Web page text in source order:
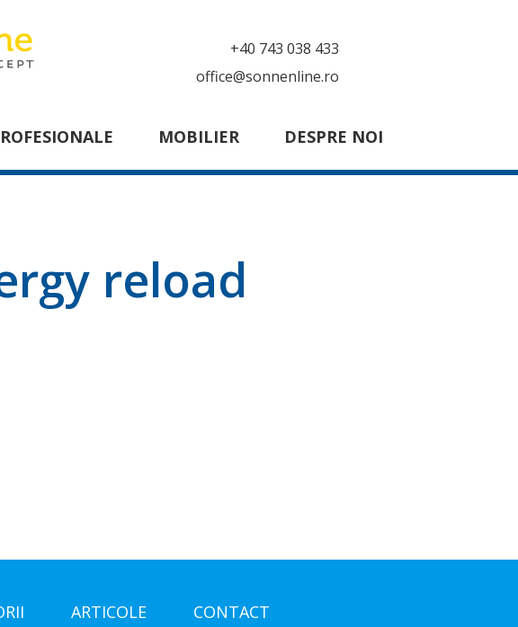
+40 743 038 433
office@sonnenline.ro
MOBILIER DESPRE NOI
reload
ARTICOLE CONTACT